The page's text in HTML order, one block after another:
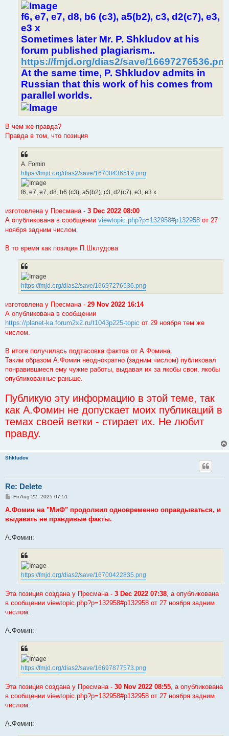
f6, e7, e7, d8, b6 (c3), a5(b2), c3, d2(c7), e3,
e3 x
Sometimes later Mr. P. Shkludov at his
forum published plagiarism..
https://fmjd.org/dias2/save/
At the same time, P. Shkludov admits in
Russian that this work of his comes from
parallel worlds.
В чем же правда?
Правда в том, что позиция
A. Fomin
https://fmjd.org/dias2/save/16700436519.png
f6, e7, e7, d8, b6 (c3), a5(b2), c3, d2(c7), e3, e3 x
изготовлена у Пресмана - 3 Dec 2022 08:00
А опубликована в сообщении viewtopic.php?p=132958#p132958 от 27
ноября задним числом.
В то время как позиция П.Шклудова
https://fmjd.org/dias2/save/16697276536.png
изготовлена у Пресмана - 29 Nov 2022 16:14
А опубликована в сообщении
https://planet-ka.forum2x2.ru/t1043p225-topic от 29 ноября тем же
числом.
В итоге получилась подтасовка фактов от А.Фомина.
Таким образом А.Фомин неоднократно (задним числом) публиковал
понравившиеся ему чужие работы, выдавая их за якобы свои, якобы
опубликованные раньше.
Публикую эту информацию в этой теме, так
как А.Фомин не допускает моих публикаций в
темах своей ветки - стирает их. Не любит
правду.
Shkludov
Re: Delete
P
s
Fri Aug 22, 2025 07:51
А.Фомин на "МиФ" продолжил одновременно оправдываться, и
выдавать не правдивые факты.
А.Фомин:
https://fmjd.org/dias2/save/16700422835.png
Эта позиция создана у Пресмана - 3 Dec 2022 07:38 , а опубликована
в сообщении viewtopic.php?p=132958#p132958 от 27 ноября задним
числом.
А.Фомин:
https://fmjd.org/dias2/save/16697877573.png
Эта позиция создана у Пресмана - 30 Nov 2022 08:55, а опубликована
в сообщении viewtopic.php?p=132958#p132958 от 27 ноября задним
числом.
А.Фомин: